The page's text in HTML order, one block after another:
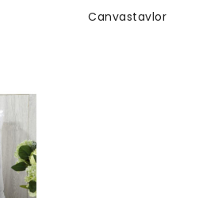
Canvastavlor